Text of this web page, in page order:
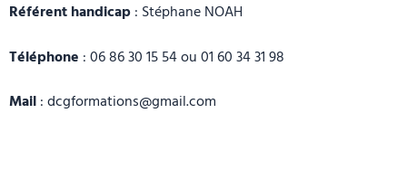
Référent handicap: Stéphane NOAH
Téléphone : 06 86 30 15 54 ou 01 60 34 31 98
Mail: dcgformations@gmail.com